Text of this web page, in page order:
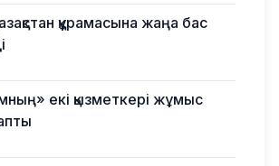
құрамасына жаңа бас
екі қызметкері жұмыс